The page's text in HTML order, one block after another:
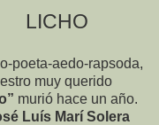
LICHO
poeta-aedo-rapsoda,
muy querido
murió hace un año.
Luís Marí Solera